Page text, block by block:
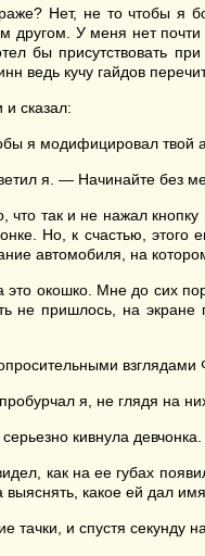
Нет, не то чтобы я
У меня нет почти
бы присутствовать
ведь кучу гайдов
сказал:
я модифицировал твой
я. — Начинайте без
что так и не нажал
Но, к счастью,
автомобиля, на
окошко. Мне до сих
не пришлось, на
взглядами
я, не глядя на
кивнула
как на ее губах
какое ей дал
тачки, и спустя секунду